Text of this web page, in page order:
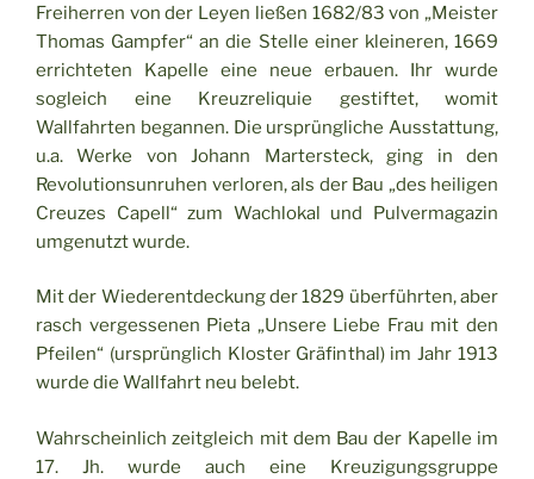
Freiherren von der Leyen ließen 1682/83 von „Meister
Thomas Gampfer“ an die Stelle einer kleineren, 1669
errichteten Kapelle eine neue erbauen. Ihr wurde
sogleich eine Kreuzreliquie gestiftet, womit
Wallfahrten begannen. Die ursprüngliche Ausstattung,
u.a. Werke von Johann Martersteck, ging in den
Revolutionsunruhen verloren, als der Bau „des heiligen
Creuzes Capell“ zum Wachlokal und Pulvermagazin
umgenutzt wurde.
Mit der Wiederentdeckung der 1829 überführten, aber
rasch vergessenen Pieta „Unsere Liebe Frau mit den
Pfeilen“ (ursprünglich Kloster Gräfinthal) im Jahr 1913
wurde die Wallfahrt neu belebt.
Wahrscheinlich zeitgleich mit dem Bau der Kapelle im
17. Jh. wurde auch eine Kreuzigungsgruppe